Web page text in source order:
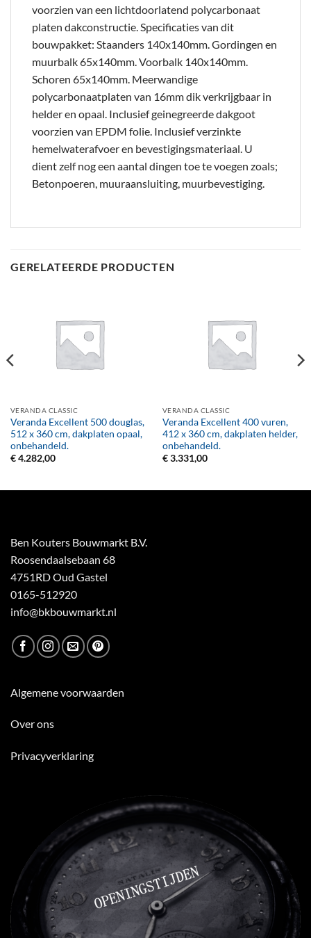
voorzien van een lichtdoorlatend polycarbonaat
platen dakconstructie. Specificaties van dit
bouwpakket: Staanders 140x140mm. Gordingen en
muurbalk 65x140mm. Voorbalk 140x140mm.
Schoren 65x140mm. Meerwandige
polycarbonaatplaten van 16mm dik verkrijgbaar in
helder en opaal. Inclusief geinegreerde dakgoot
voorzien van EPDM folie. Inclusief verzinkte
hemelwaterafvoer en bevestigingsmateriaal. U
dient zelf nog een aantal dingen toe te voegen zoals;
Betonpoeren, muuraansluiting, muurbevestiging.
GERELATEERDE PRODUCTEN
VERANDA CLASSIC
Veranda Excellent 500 douglas,
512 x 360 cm, dakplaten opaal,
onbehandeld.
€4.282,00
VERANDA CLASSIC
Veranda Excellent 400 vuren,
412 x 360 cm, dakplaten helder,
onbehandeld.
€3.331,00
Ben Kouters Bouwmarkt B.V.
Roosendaalsebaan 68
4751RD Oud Gastel
0165-512920
info@bkbouwmarkt.nl
Algemene voorwaarden
Over ons
Privacyverklaring